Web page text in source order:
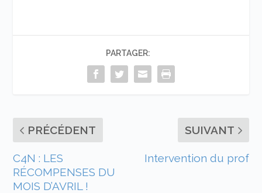
PARTAGER:
PRÉCÉDENT
C4N : LES
RÉCOMPENSES DU
MOIS D’AVRIL !
SUIVANT
Intervention du prof